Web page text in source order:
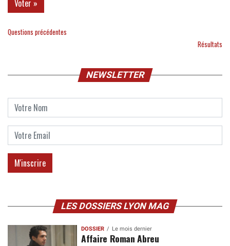
Questions précédentes
Résultats
NEWSLETTER
LES DOSSIERS LYON MAG
DOSSIER Le mois dernier
Affaire Roman Abreu